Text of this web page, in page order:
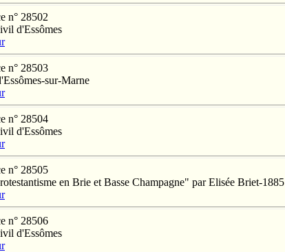
n° 28502
d'Essômes
n° 28503
sur-Marne
n° 28504
d'Essômes
n° 28505
en Brie et Basse Champagne" par Elisée Briet-1885
n° 28506
d'Essômes